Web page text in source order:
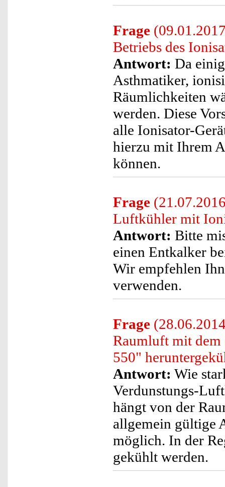
Frage
Betriebs des
Antwort: Da
Asthmatiker,
Räumlichkeiten
werden. Diese
alle Ionisator-
hierzu mit Ihrem
können.
Frage
Luftkühler mit
Antwort: Bitte
einen Entkalker
Wir empfehlen
verwenden.
Frage
Raumluft mit
550"
Antwort: Wie
Verdunstungs-
hängt von der
allgemein gültige
möglich. In der
gekühlt werden.